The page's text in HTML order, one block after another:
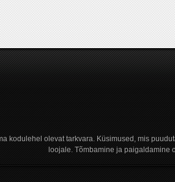
kodulehel olevat tarkvara. Küsimused, mis
loojale. Tõmbamine ja paigaldamine